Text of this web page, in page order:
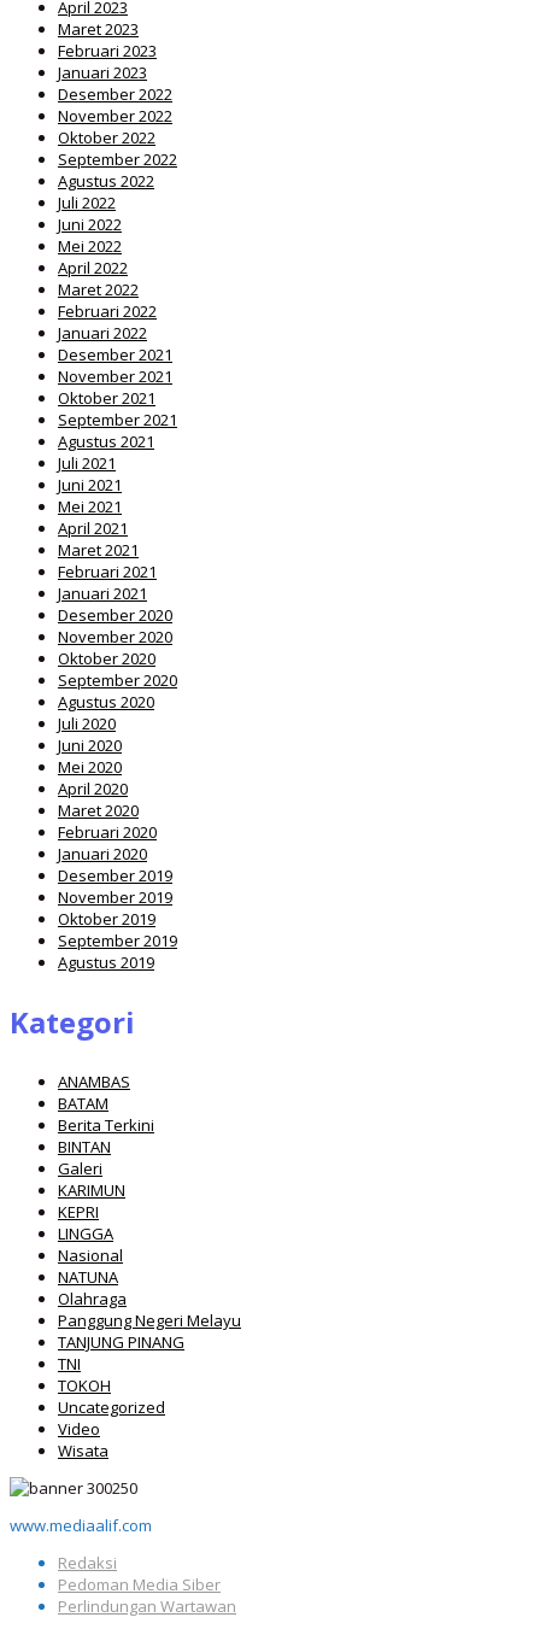
April 2023
Maret 2023
Februari 2023
Januari 2023
Desember 2022
November 2022
Oktober 2022
September 2022
Agustus 2022
Juli 2022
Juni 2022
Mei 2022
April 2022
Maret 2022
Februari 2022
Januari 2022
Desember 2021
November 2021
Oktober 2021
September 2021
Agustus 2021
Juli 2021
Juni 2021
Mei 2021
April 2021
Maret 2021
Februari 2021
Januari 2021
Desember 2020
November 2020
Oktober 2020
September 2020
Agustus 2020
Juli 2020
Juni 2020
Mei 2020
April 2020
Maret 2020
Februari 2020
Januari 2020
Desember 2019
November 2019
Oktober 2019
September 2019
Agustus 2019
Kategori
ANAMBAS
BATAM
Berita Terkini
BINTAN
Galeri
KARIMUN
KEPRI
LINGGA
Nasional
NATUNA
Olahraga
Panggung Negeri Melayu
TANJUNG PINANG
TNI
TOKOH
Uncategorized
Video
Wisata
www.mediaalif.com
Redaksi
Pedoman Media Siber
Perlindungan Wartawan